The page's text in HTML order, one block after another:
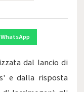
WhatsApp
dal lancio di
e dalla risposta